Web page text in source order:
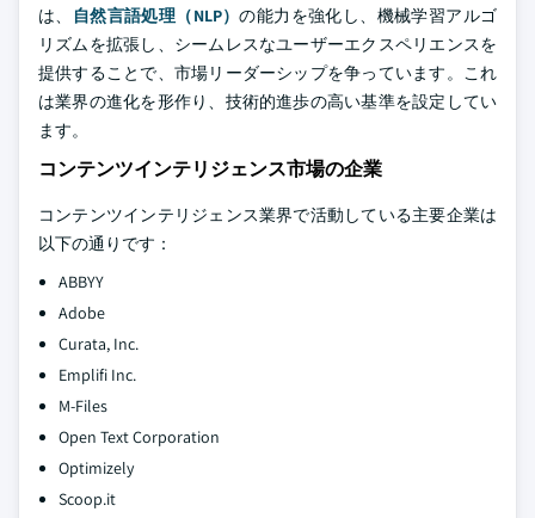
は、
自然言語処理（NLP）の能力を強化し、機械学習アルゴ
リズムを拡張し、シームレスなユーザーエクスペリエンスを
提供することで、市場リーダーシップを争っています。これ
は業界の進化を形作り、技術的進歩の高い基準を設定してい
ます。
コンテンツインテリジェンス市場の企業
コンテンツインテリジェンス業界で活動している主要企業は
以下の通りです：
ABBYY
Adobe
Curata, Inc.
Emplifi Inc.
M-Files
Open Text Corporation
Optimizely
Scoop.it